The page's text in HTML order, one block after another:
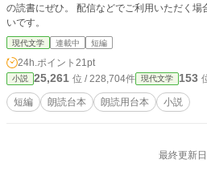
の読書にぜひ。 配信などでご利用いただく
いです。
現代文学 連載中 短編
24h.ポイント 21pt
小説 25,261 位 / 228,704件 現代文学 153
短編 朗読台本 朗読用台本 小説
最終更新